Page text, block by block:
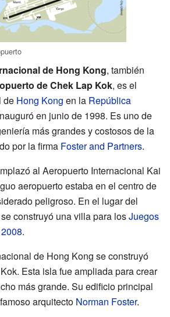
de Hong Kong, también
de Chek Lap Kok, es el
de Hong Kong en la República
en junio de 1998. Es uno de
más grandes y costosos de la
por la firma Foster and Partners.
al Aeropuerto Internacional Kai
aeropuerto estaba en el centro de
peligroso. En el lugar del
construyó una villa para losJuegos
.
de Hong Kong se construyó
Esta isla fue ampliada para crear
más grande. Su edificio principal
arquitecto Norman Foster.